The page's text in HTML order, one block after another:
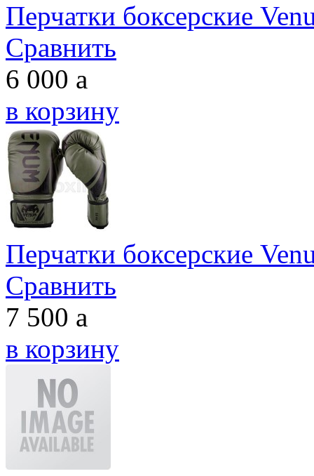
Перчатки боксерские
Сравнить
6 000 a
в корзину
Перчатки боксерские
Сравнить
7 500 a
в корзину